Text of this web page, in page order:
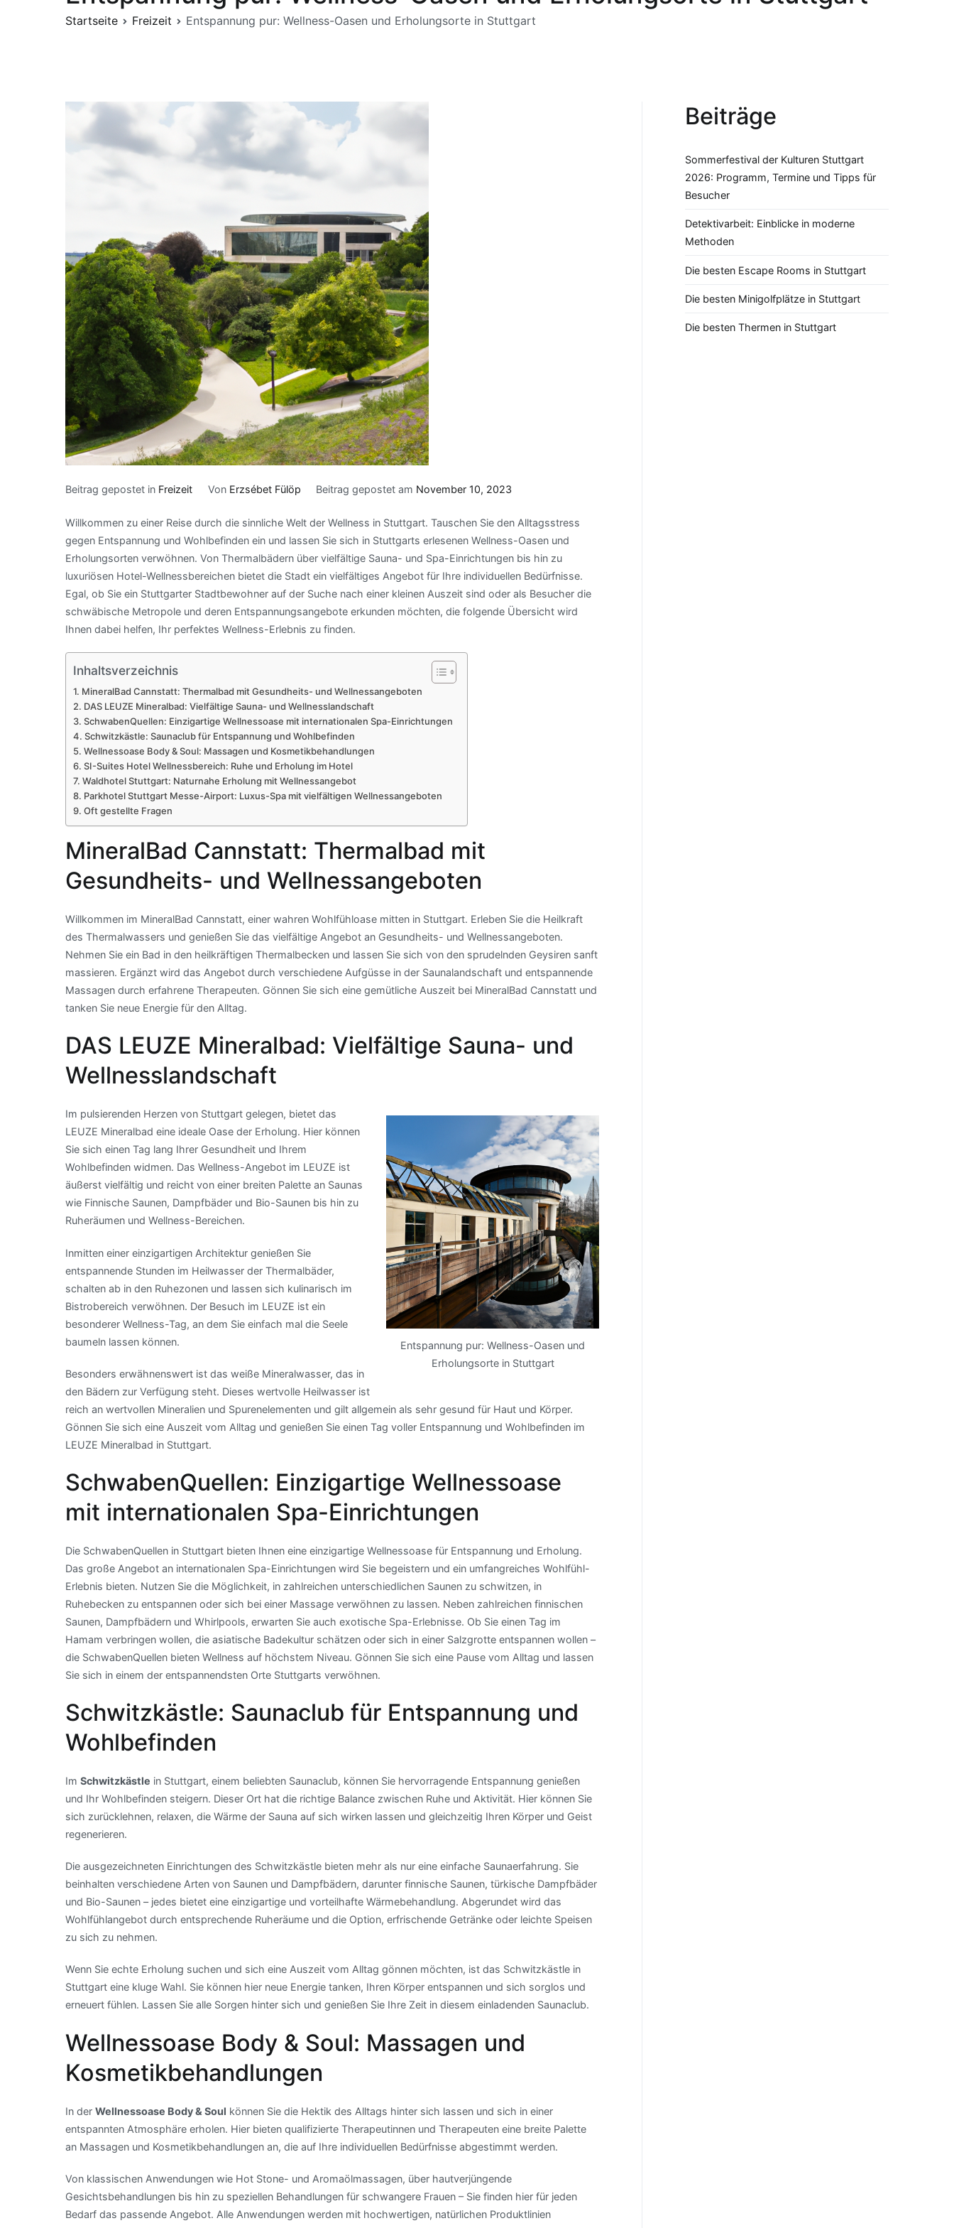
Startseite Freizeit Entspannung pur: Wellness-Oasen und Erholungsorte in Stuttgart
Beitrag gepostet in Freizeit Von Erzsébet Fülöp Beitrag gepostet am November 10, 2023
Willkommen zu einer Reise durch die sinnliche Welt der Wellness in Stuttgart. Tauschen Sie den Alltagsstress
gegen Entspannung und Wohlbefinden ein und lassen Sie sich in Stuttgarts erlesenen Wellness-Oasen und
Erholungsorten verwöhnen. Von Thermalbädern über vielfältige Sauna- und Spa-Einrichtungen bis hin zu
luxuriösen Hotel-Wellnessbereichen bietet die Stadt ein vielfältiges Angebot für Ihre individuellen Bedürfnisse.
Egal, ob Sie ein Stuttgarter Stadtbewohner auf der Suche nach einer kleinen Auszeit sind oder als Besucher die
schwäbische Metropole und deren Entspannungsangebote erkunden möchten, die folgende Übersicht wird
Ihnen dabei helfen, Ihr perfektes Wellness-Erlebnis zu finden.
Inhaltsverzeichnis
MineralBad Cannstatt: Thermalbad mit Gesundheits- und Wellnessangeboten
DAS LEUZE Mineralbad: Vielfältige Sauna- und Wellnesslandschaft
SchwabenQuellen: Einzigartige Wellnessoase mit internationalen Spa-Einrichtungen
Schwitzkästle: Saunaclub für Entspannung und Wohlbefinden
Wellnessoase Body & Soul: Massagen und Kosmetikbehandlungen
SI-Suites Hotel Wellnessbereich: Ruhe und Erholung im Hotel
Waldhotel Stuttgart: Naturnahe Erholung mit Wellnessangebot
Parkhotel Stuttgart Messe-Airport: Luxus-Spa mit vielfältigen Wellnessangeboten
Oft gestellte Fragen
MineralBad Cannstatt: Thermalbad mit
Gesundheits- und Wellnessangeboten
Willkommen im MineralBad Cannstatt, einer wahren Wohlfühloase mitten in Stuttgart. Erleben Sie die Heilkraft
des Thermalwassers und genießen Sie das vielfältige Angebot an Gesundheits- und Wellnessangeboten.
Nehmen Sie ein Bad in den heilkräftigen Thermalbecken und lassen Sie sich von den sprudelnden Geysiren sanft
massieren. Ergänzt wird das Angebot durch verschiedene Aufgüsse in der Saunalandschaft und entspannende
Massagen durch erfahrene Therapeuten. Gönnen Sie sich eine gemütliche Auszeit bei MineralBad Cannstatt und
tanken Sie neue Energie für den Alltag.
DAS LEUZE Mineralbad: Vielfältige Sauna- und
Wellnesslandschaft
Entspannung pur: Wellness-Oasen und
Erholungsorte in Stuttgart
Im pulsierenden Herzen von Stuttgart gelegen, bietet das
LEUZE Mineralbad eine ideale Oase der Erholung. Hier können
Sie sich einen Tag lang Ihrer Gesundheit und Ihrem
Wohlbefinden widmen. Das Wellness-Angebot im LEUZE ist
äußerst vielfältig und reicht von einer breiten Palette an Saunas
wie Finnische Saunen, Dampfbäder und Bio-Saunen bis hin zu
Ruheräumen und Wellness-Bereichen.
Inmitten einer einzigartigen Architektur genießen Sie
entspannende Stunden im Heilwasser der Thermalbäder,
schalten ab in den Ruhezonen und lassen sich kulinarisch im
Bistrobereich verwöhnen. Der Besuch im LEUZE ist ein
besonderer Wellness-Tag, an dem Sie einfach mal die Seele
baumeln lassen können.
Besonders erwähnenswert ist das weiße Mineralwasser, das in
den Bädern zur Verfügung steht. Dieses wertvolle Heilwasser ist
reich an wertvollen Mineralien und Spurenelementen und gilt allgemein als sehr gesund für Haut und Körper.
Gönnen Sie sich eine Auszeit vom Alltag und genießen Sie einen Tag voller Entspannung und Wohlbefinden im
LEUZE Mineralbad in Stuttgart.
SchwabenQuellen: Einzigartige Wellnessoase
mit internationalen Spa-Einrichtungen
Die SchwabenQuellen in Stuttgart bieten Ihnen eine einzigartige Wellnessoase für Entspannung und Erholung.
Das große Angebot an internationalen Spa-Einrichtungen wird Sie begeistern und ein umfangreiches Wohlfühl-
Erlebnis bieten. Nutzen Sie die Möglichkeit, in zahlreichen unterschiedlichen Saunen zu schwitzen, in
Ruhebecken zu entspannen oder sich bei einer Massage verwöhnen zu lassen. Neben zahlreichen finnischen
Saunen, Dampfbädern und Whirlpools, erwarten Sie auch exotische Spa-Erlebnisse. Ob Sie einen Tag im
Hamam verbringen wollen, die asiatische Badekultur schätzen oder sich in einer Salzgrotte entspannen wollen –
die SchwabenQuellen bieten Wellness auf höchstem Niveau. Gönnen Sie sich eine Pause vom Alltag und lassen
Sie sich in einem der entspannendsten Orte Stuttgarts verwöhnen.
Schwitzkästle: Saunaclub für Entspannung und
Wohlbefinden
Im Schwitzkästle in Stuttgart, einem beliebten Saunaclub, können Sie hervorragende Entspannung genießen
und Ihr Wohlbefinden steigern. Dieser Ort hat die richtige Balance zwischen Ruhe und Aktivität. Hier können Sie
sich zurücklehnen, relaxen, die Wärme der Sauna auf sich wirken lassen und gleichzeitig Ihren Körper und Geist
regenerieren.
Die ausgezeichneten Einrichtungen des Schwitzkästle bieten mehr als nur eine einfache Saunaerfahrung. Sie
beinhalten verschiedene Arten von Saunen und Dampfbädern, darunter finnische Saunen, türkische Dampfbäder
und Bio-Saunen – jedes bietet eine einzigartige und vorteilhafte Wärmebehandlung. Abgerundet wird das
Wohlfühlangebot durch entsprechende Ruheräume und die Option, erfrischende Getränke oder leichte Speisen
zu sich zu nehmen.
Wenn Sie echte Erholung suchen und sich eine Auszeit vom Alltag gönnen möchten, ist das Schwitzkästle in
Stuttgart eine kluge Wahl. Sie können hier neue Energie tanken, Ihren Körper entspannen und sich sorglos und
erneuert fühlen. Lassen Sie alle Sorgen hinter sich und genießen Sie Ihre Zeit in diesem einladenden Saunaclub.
Wellnessoase Body & Soul: Massagen und
Kosmetikbehandlungen
In der Wellnessoase Body & Soul können Sie die Hektik des Alltags hinter sich lassen und sich in einer
entspannten Atmosphäre erholen. Hier bieten qualifizierte Therapeutinnen und Therapeuten eine breite Palette
an Massagen und Kosmetikbehandlungen an, die auf Ihre individuellen Bedürfnisse abgestimmt werden.
Von klassischen Anwendungen wie Hot Stone- und Aromaölmassagen, über hautverjüngende
Gesichtsbehandlungen bis hin zu speziellen Behandlungen für schwangere Frauen – Sie finden hier für jeden
Bedarf das passende Angebot. Alle Anwendungen werden mit hochwertigen, natürlichen Produktlinien
Beiträge
Sommerfestival der Kulturen Stuttgart
2026: Programm, Termine und Tipps für
Besucher
Detektivarbeit: Einblicke in moderne
Methoden
Die besten Escape Rooms in Stuttgart
Die besten Minigolfplätze in Stuttgart
Die besten Thermen in Stuttgart